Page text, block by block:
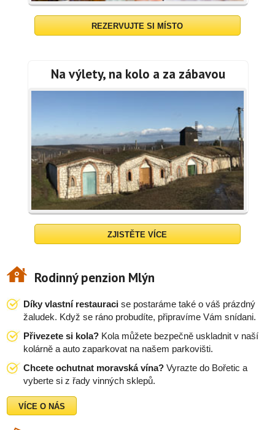
REZERVUJTE SI MÍSTO
Na výlety, na kolo a za zábavou
ZJISTĚTE VÍCE
Rodinný penzion Mlýn
Díky vlastní restauraci se postaráme také o váš prázdný
žaludek. Když se ráno probudíte, připravíme Vám snídani.
Přivezete si kola? Kola můžete bezpečně uskladnit v naší
kolárně a auto zaparkovat na našem parkovišti.
Chcete ochutnat moravská vína?Vyrazte do Bořetic a
vyberte si z řady vinných sklepů.
VÍCE O NÁS